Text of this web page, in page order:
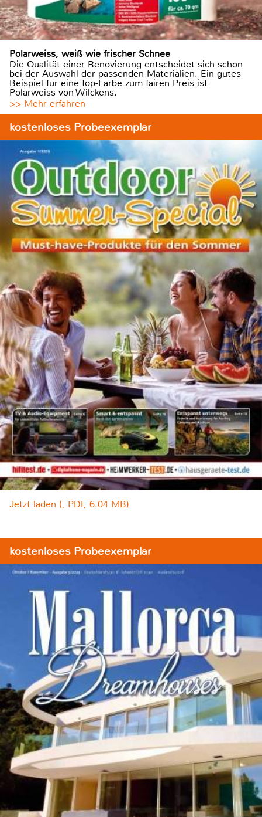
Polarweiss, weiß wie frischer Schnee
Die Qualität einer Renovierung entscheidet sich schon
bei der Auswahl der passenden Materialien. Ein gutes
Beispiel für eine Top-Farbe zum fairen Preis ist
Polarweiss von Wilckens.
>> Mehr erfahren
kostenloses Probeexemplar
Jetzt laden (, PDF, 6.04 MB)
kostenloses Probeexemplar